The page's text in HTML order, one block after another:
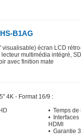
B1AG
écran LCD
multimédia intégré,
avec finition mate
4K - Format 16/9 :
• Temps de
• Interfaces
HDMI
• Garantie